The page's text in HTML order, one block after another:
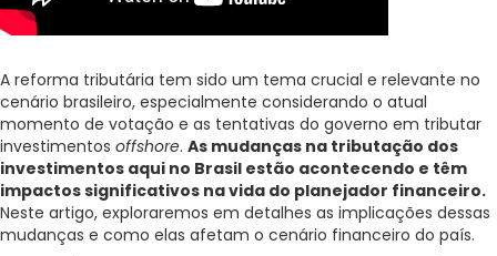
A reforma tributária tem sido um tema crucial e relevante no
cenário brasileiro, especialmente considerando o atual
momento de votação e as tentativas do governo em tributar
investimentos offshore. As mudanças na tributação dos
investimentos aqui no Brasil estão acontecendo e têm
impactos significativos na vida do planejador financeiro.
Neste artigo, exploraremos em detalhes as implicações dessas
mudanças e como elas afetam o cenário financeiro do país.